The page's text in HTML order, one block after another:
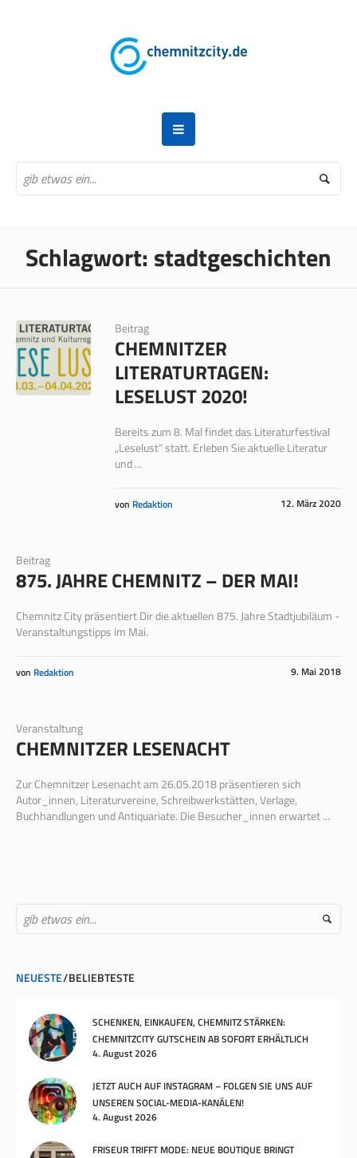
Schlagwort: stadtgeschichten
Beitrag
CHEMNITZER
LITERATURTAGEN:
LESELUST 2020!
Bereits zum 8. Mal findet das Literaturfestival
„Leselust“ statt. Erleben Sie aktuelle Literatur
und ...
12. März 2020
von Redaktion
Beitrag
875. JAHRE CHEMNITZ – DER MAI!
Chemnitz City präsentiert Dir die aktuellen 875. Jahre Stadtjubiläum -
Veranstaltungstipps im Mai.
9. Mai 2018
von Redaktion
Veranstaltung
CHEMNITZER LESENACHT
Zur Chemnitzer Lesenacht am 26.05.2018 präsentieren sich
Autor_innen, Literaturvereine, Schreibwerkstätten, Verlage,
Buchhandlungen und Antiquariate. Die Besucher_innen erwartet ...
NEUESTE BELIEBTESTE
SCHENKEN, EINKAUFEN, CHEMNITZ STÄRKEN:
CHEMNITZCITY GUTSCHEIN AB SOFORT ERHÄLTLICH
4. August 2026
JETZT AUCH AUF INSTAGRAM – FOLGEN SIE UNS AUF
UNSEREN SOCIAL-MEDIA-KANÄLEN!
4. August 2026
FRISEUR TRIFFT MODE: NEUE BOUTIQUE BRINGT